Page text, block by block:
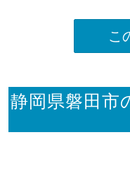
こ
静岡県磐田市